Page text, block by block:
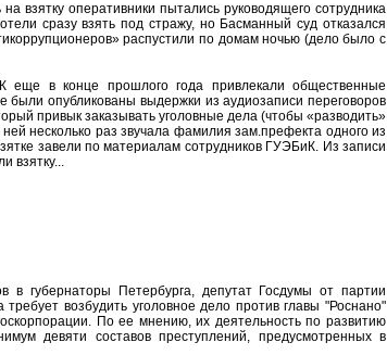
взятку оперативники пытались руководящего сотрудника
сразу взять под стражу, но Басманный суд отказался
распустили по домам ночью (дело было с
еще в конце прошлого года привлекали общественные
были опубликованы выдержки из аудиозаписи переговоров
привык заказывать уголовные дела (чтобы «разводить»
несколько раз звучала фамилия зам.префекта одного из
завели по материалам сотрудников ГУЭБиК. Из записи
взятку...
в губернаторы Петербурга, депутат Госдумы от партии
возбудить уголовное дело против главы "Роснано"
По ее мнению, их деятельность по развитию
девяти составов преступлений, предусмотренных в